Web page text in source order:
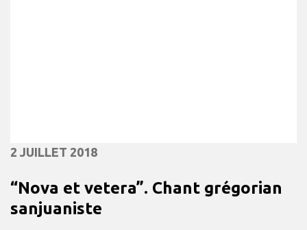
2 JUILLET 2018
“Nova et vetera”. Chant grégorian
sanjuaniste